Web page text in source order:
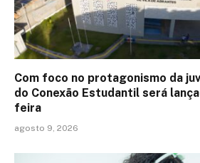
Com foco no protagonismo da
do Conexão Estudantil será
feira
agosto 9, 2026